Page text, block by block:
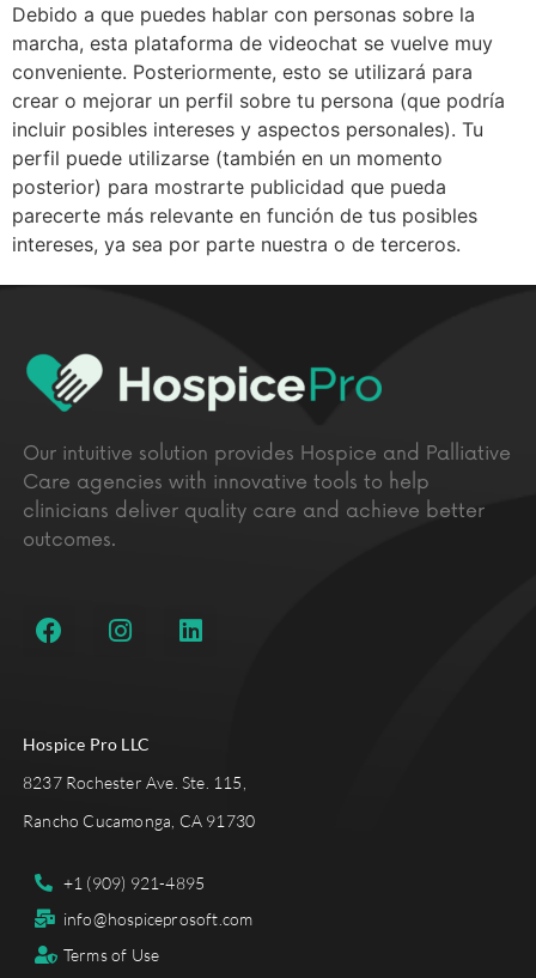
Debido a que puedes hablar con personas sobre la
marcha, esta plataforma de videochat se vuelve muy
conveniente. Posteriormente, esto se utilizará para
crear o mejorar un perfil sobre tu persona (que podría
incluir posibles intereses y aspectos personales). Tu
perfil puede utilizarse (también en un momento
posterior) para mostrarte publicidad que pueda
parecerte más relevante en función de tus posibles
intereses, ya sea por parte nuestra o de terceros.
Our intuitive solution provides Hospice and Palliative
Care agencies with innovative tools to help
clinicians deliver quality care and achieve better
outcomes.
Hospice Pro LLC
8237 Rochester Ave. Ste. 115,
Rancho Cucamonga, CA 91730
+1 (909) 921-4895
info@hospiceprosoft.com
Terms of Use